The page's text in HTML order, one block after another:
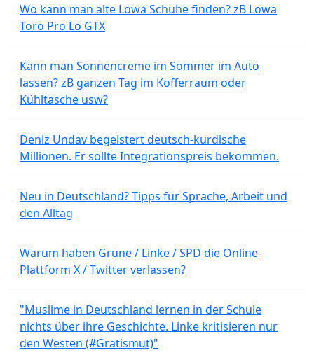
Wo kann man alte Lowa Schuhe finden? zB Lowa
Toro Pro Lo GTX
Kann man Sonnencreme im Sommer im Auto
lassen? zB ganzen Tag im Kofferraum oder
Kühltasche usw?
Deniz Undav begeistert deutsch-kurdische
Millionen. Er sollte Integrationspreis bekommen.
Neu in Deutschland? Tipps für Sprache, Arbeit und
den Alltag
Warum haben Grüne / Linke / SPD die Online-
Plattform X / Twitter verlassen?
"Muslime in Deutschland lernen in der Schule
nichts über ihre Geschichte. Linke kritisieren nur
den Westen (#Gratismut)"